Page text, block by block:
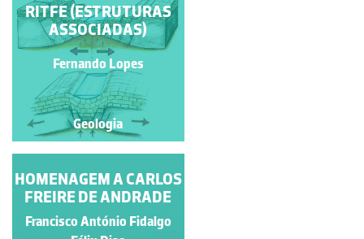
FARILHÕES
Francisco António Fidalgo
Félix Dias
Geologia
RITFE (ESTRUTURAS
ASSOCIADAS)
Fernando Lopes
Geologia
LAGOS PLITVICE-
CROÁCIA
Ana Bela Saraiva
HOMENAGEM A CARLOS
FREIRE DE ANDRADE
Francisco António Fidalgo